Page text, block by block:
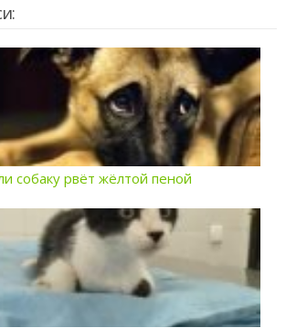
собаку рвёт жёлтой пеной